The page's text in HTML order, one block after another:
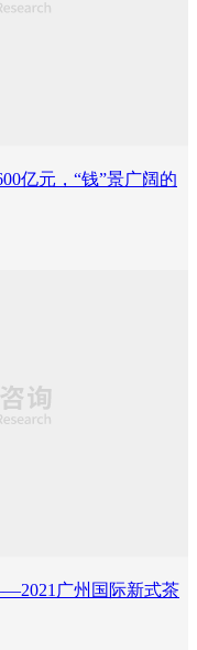
亿元，“钱”景广阔的
广州国际新式茶